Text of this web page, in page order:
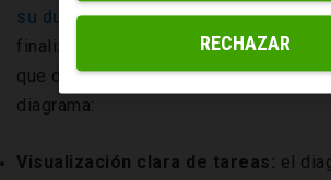
su duración, es decir, su fecha de
finalización. Estas son las
que debes tener en cuenta a la hora
diagrama:
Visualización clara de tareas: el
RECHAZAR